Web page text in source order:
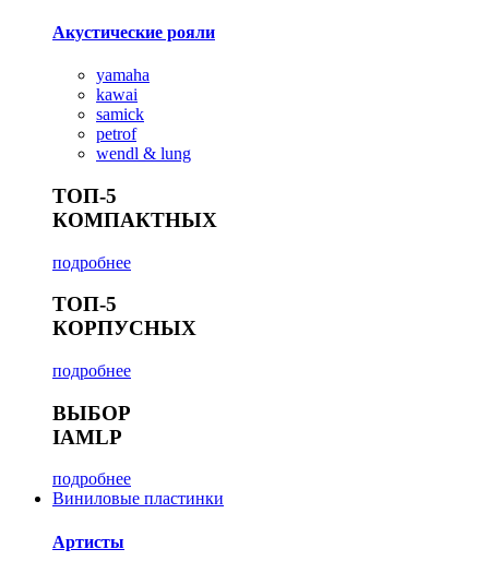
Акустические рояли
yamaha
kawai
samick
petrof
wendl & lung
ТОП-5
КОМПАКТНЫХ
подробнее
ТОП-5
КОРПУСНЫХ
подробнее
ВЫБОР
IAMLP
подробнее
Виниловые пластинки
Артисты